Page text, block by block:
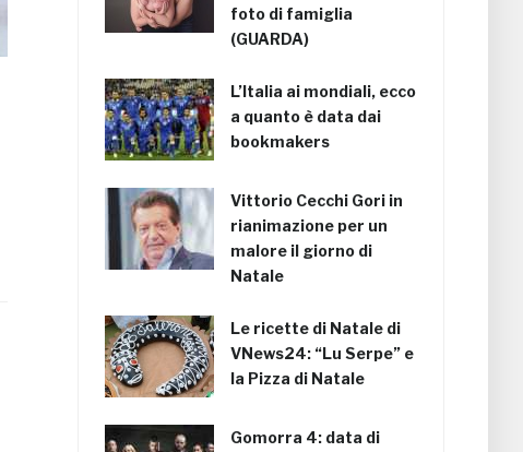
foto di famiglia
(GUARDA)
L’Italia ai mondiali, ecco
a quanto è data dai
bookmakers
Vittorio Cecchi Gori in
rianimazione per un
malore il giorno di
Natale
Le ricette di Natale di
VNews24: “Lu Serpe” e
la Pizza di Natale
Gomorra 4: data di